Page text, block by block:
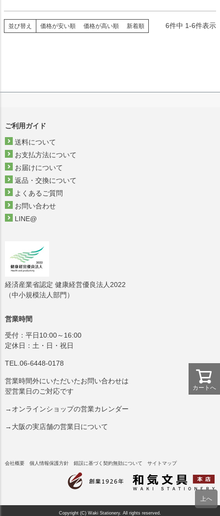
並び替え 価格が安い順 価格が高い順 新着順 6件中 1-6件表示
カートへ
ご利用ガイド
送料について
お支払方法について
お届けについて
返品・交換について
よくあるご質問
お問い合わせ
LINE@
経済産業省認定 健康経営優良法人2022
（中小規模法人部門）
営業時間
受付：平日10:00～16:00
定休日：土・日・祝日
TEL.06-6448-0178
営業時間外にいただいたお問い合わせは
翌営業日のご対応です
→オンラインショップの営業カレンダー
→大阪の実店舗の営業日について
会社概要 個人情報保護方針 錯誤に基づく契約無効について サイトマップ
Copyright (C) Waki Stationery. All rights reserved.